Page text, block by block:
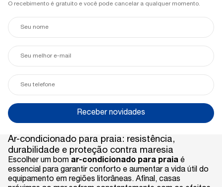
O recebimento é gratuito e você pode cancelar a qualquer momento.
Seu
nome
Seu
mail
Seu
telefone
Receber novidades
Ar-condicionado para praia: resistência,
durabilidade e proteção contra maresia
Escolher um bom ar-condicionado para praia é
essencial para garantir conforto e aumentar a vida útil do
equipamento em regiões litorâneas. Afinal, casas